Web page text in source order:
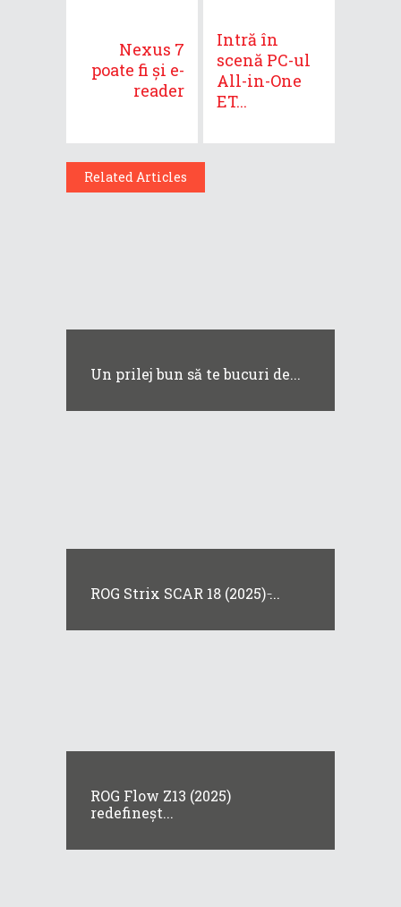
Nexus 7
poate fi și e-
reader
Intră în
scenă PC-ul
All-in-One
ET...
Related Articles
Un prilej bun să te bucuri de...
ROG Strix SCAR 18 (2025) ̵...
ROG Flow Z13 (2025)
redefineșt...